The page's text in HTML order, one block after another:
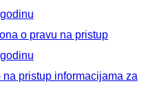
o pravu na pristup
pristup informacijama za